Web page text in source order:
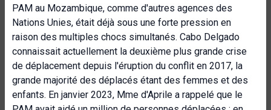
PAM au Mozambique, comme d'autres agences des
Nations Unies, était déjà sous une forte pression en
raison des multiples chocs simultanés. Cabo Delgado
connaissait actuellement la deuxième plus grande crise
de déplacement depuis l'éruption du conflit en 2017, la
grande majorité des déplacés étant des femmes et des
enfants. En janvier 2023, Mme d'Aprile a rappelé que le